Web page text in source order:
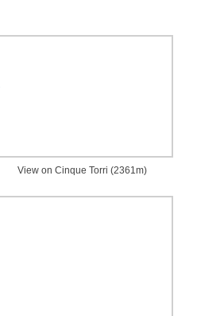
View on Cinque Torri (2361m)